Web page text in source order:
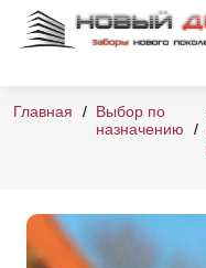
Главная
Выбор по
назначению